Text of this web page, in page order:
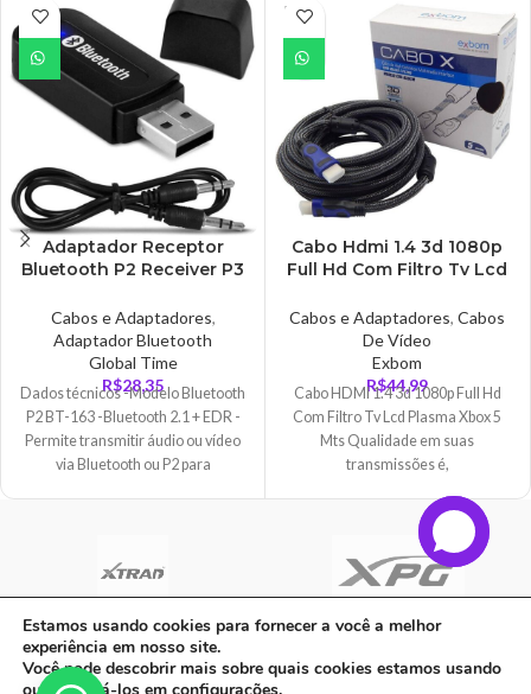
Adaptador Receptor
Bluetooth P2 Receiver P3
Caixas – AD0246
Cabos e Adaptadores,
Adaptador Bluetooth
Global Time
R$28,35
Dados técnicos -Modelo Bluetooth
P2 BT-163 -Bluetooth 2.1 + EDR -
Permite transmitir áudio ou vídeo
via Bluetooth ou P2 para
ESGO
TADO
Cabo Hdmi 1.4 3d 1080p
Full Hd Com Filtro Tv Lcd
Cabos e Adaptadores, Cabos
De Vídeo
Exbom
R$44,99
Cabo HDMI 1.4 3d 1080p Full Hd
Com Filtro Tv Lcd Plasma Xbox 5
Mts Qualidade em suas
transmissões é,
C A Informatica Ltda | CNPJ: 33.482.008/0001-90 | Avenida Dos Ipês,
QD31 LT23, Bairro Cidade Jardim, CEP: 68.515-000 - | PARAUAPEBAS-
Estamos usando cookies para fornecer a você a melhor
experiência em nosso site.
Você pode descobrir mais sobre quais cookies estamos usando